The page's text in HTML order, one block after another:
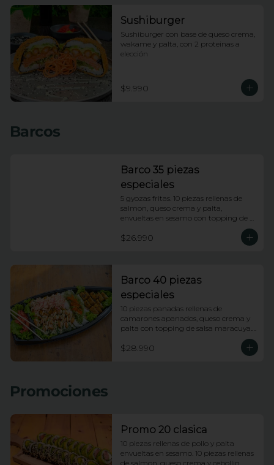
Sushiburger
Sushiburger con base de queso crema,
wakame y palta, con 2 proteinas a
elección
$9.990
Barcos
Barco 35 piezas
especiales
5 gyozas fritas. 10 piezas rellenas de
salmon, queso crema y palta,
envueltas en sesamo con topping de
piezas apanadas rellenas de pollo,
queso crema, platano frito y cebollin
kanikama apanada y palta, envueltas
en ciboulette con topping de ceviche
de salmon e hilos de camote.
$26.990
Barco 40 piezas
especiales
10 piezas panadas rellenas de
camarones apanados, queso crema y
palta con topping de salsa maracuya.
apanados, queso crema y palta
envueltas en ciboulette con topping de
$28.990
Promociones
Promo 20 clasica
10 piezas rellenas de pollo y palta
envueltas en sesamo. 10 piezas rellenas
de salmon, queso crema y cebollin,